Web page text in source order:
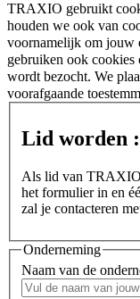
TRAXIO gebruikt
houden we ook van
voornamelijk om jouw
gebruiken ook cookies
wordt bezocht. We
voorafgaande
Lid worden
Als lid van TRAXIO
het formulier in en
zal je contacteren
Onderneming
Naam van de